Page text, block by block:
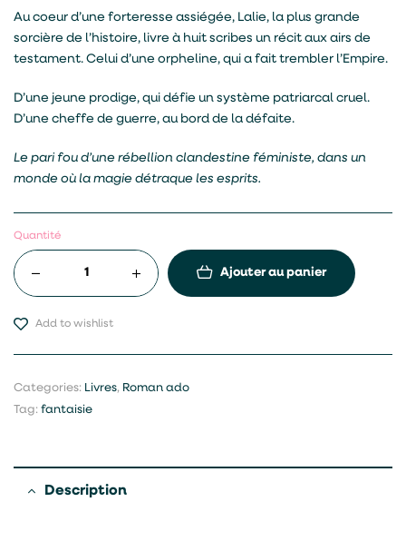
Au coeur d’une forteresse assiégée, Lalie, la plus grande
sorcière de l’histoire, livre à huit scribes un récit aux airs de
testament. Celui d’une orpheline, qui a fait trembler l’Empire.
D’une jeune prodige, qui défie un système patriarcal cruel.
D’une cheffe de guerre, au bord de la défaite.
Le pari fou d’une rébellion clandestine féministe, dans un
monde où la magie détraque les esprits.
Quantité
Ajouter au panier
Add to wishlist
Categories: Livres, Roman ado
Tag: fantaisie
Description